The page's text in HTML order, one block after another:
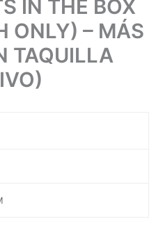
IN THE BOX
ONLY) – MÁS
TAQUILLA